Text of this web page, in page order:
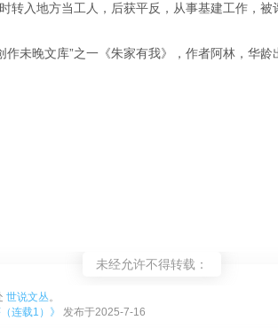
转入地方当工人，后获平反，从事基建工作，被
作未晚文库”之一《朱家有我》，作者阿林，华
未经允许不得转载：
世说文丛。
连载1）》 发布于2025-7-16